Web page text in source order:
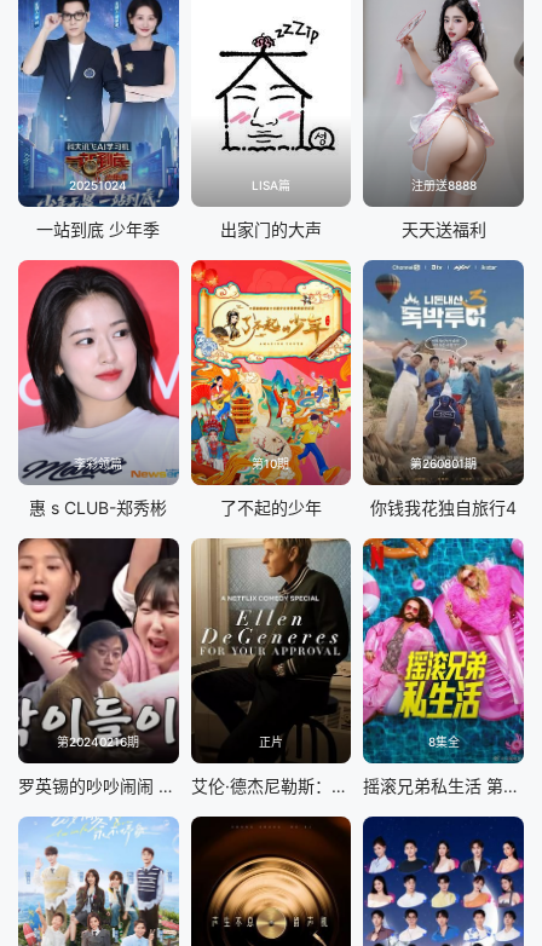
20251024
一站到底 少年季
LISA篇
出家门的大声
注册送8888
天天送福利
李彩领篇
惠 s CLUB-郑秀彬
第10期
了不起的少年
第260801期
你钱我花独自旅行4
第20240216期
罗英锡的吵吵闹闹 蹦蹦地球游戏厅篇
正片
艾伦·德杰尼勒斯：请你许可
8集全
摇滚兄弟私生活 第二季